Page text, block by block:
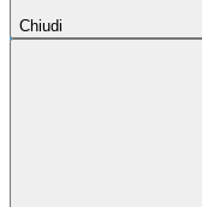
Chiudi